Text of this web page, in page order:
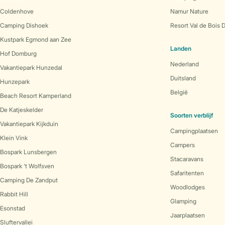
Coldenhove
Camping Dishoek
Kustpark Egmond aan Zee
Hof Domburg
Vakantiepark Hunzedal
Hunzepark
Beach Resort Kamperland
De Katjeskelder
Vakantiepark Kijkduin
Klein Vink
Bospark Lunsbergen
Bospark 't Wolfsven
Camping De Zandput
Rabbit Hill
Esonstad
Sluftervallei
Namur Nature
Resort Val de Bois
Landen
Nederland
Duitsland
België
Soorten verblijf
Campingplaatsen
Campers
Stacaravans
Safaritenten
Woodlodges
Glamping
Jaarplaatsen